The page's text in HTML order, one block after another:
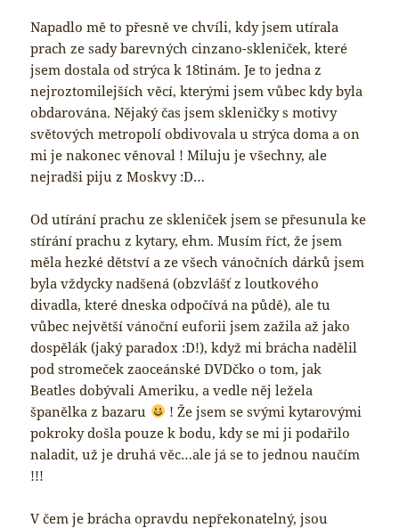
Napadlo mě to přesně ve chvíli, kdy jsem utírala
prach ze sady barevných cinzano-skleniček, které
jsem dostala od strýca k 18tinám. Je to jedna z
nejroztomilejších věcí, kterými jsem vůbec kdy byla
obdarována. Nějaký čas jsem skleničky s motivy
světových metropolí obdivovala u strýca doma a on
mi je nakonec věnoval ! Miluju je všechny, ale
nejradši piju z Moskvy :D…
Od utírání prachu ze skleniček jsem se přesunula ke
stírání prachu z kytary, ehm. Musím říct, že jsem
měla hezké dětství a ze všech vánočních dárků jsem
byla vždycky nadšená (obzvlášť z loutkového
divadla, které dneska odpočívá na půdě), ale tu
vůbec největší vánoční euforii jsem zažila až jako
dospělák (jaký paradox :D!), když mi brácha nadělil
pod stromeček zaoceánské DVDčko o tom, jak
Beatles dobývali Ameriku, a vedle něj ležela
španělka z bazaru
! Že jsem se svými kytarovými
pokroky došla pouze k bodu, kdy se mi ji podařilo
naladit, už je druhá věc…ale já se to jednou naučím
!!!
V čem je brácha opravdu nepřekonatelný, jsou